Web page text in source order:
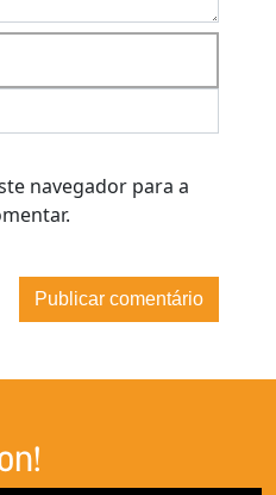
navegador para a